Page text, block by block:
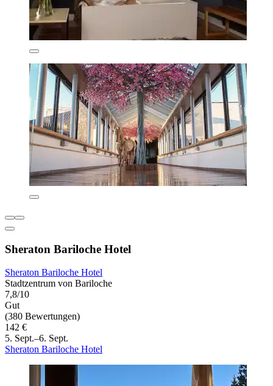
Sheraton Bariloche Hotel
Sheraton Bariloche Hotel
Stadtzentrum von Bariloche
7,8/10
Gut
(380 Bewertungen)
142 €
5. Sept.–6. Sept.
Sheraton Bariloche Hotel